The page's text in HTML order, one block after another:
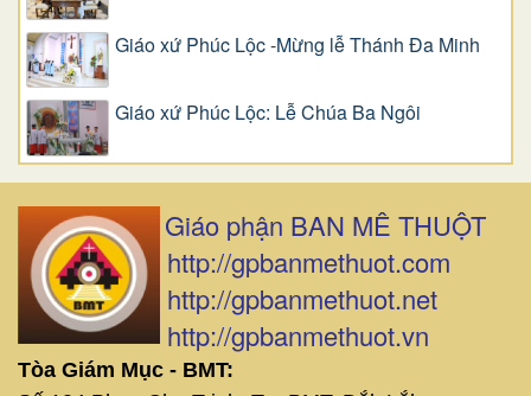
Giáo xứ Phúc Lộc -Mừng lễ Thánh Đa Minh
Giáo xứ Phúc Lộc: Lễ Chúa Ba Ngôi
Giáo phận BAN MÊ THUỘT
http://gpbanmethuot.com
http://gpbanmethuot.net
http://gpbanmethuot.vn
Tòa Giám Mục - BMT: